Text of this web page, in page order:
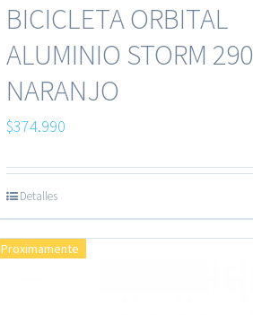
BICICLETA ORBITAL
ALUMINIO STORM 290
NARANJO
$374.990
Detalles
Proximamente